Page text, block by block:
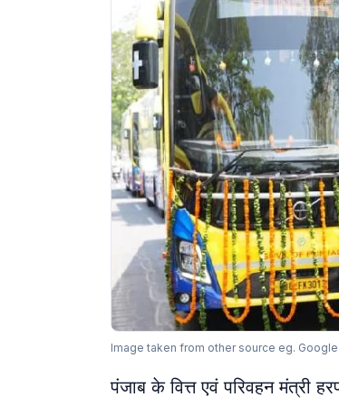
Image taken from other source eg.
पंजाब के वित्त एवं परिवहन मंत्री